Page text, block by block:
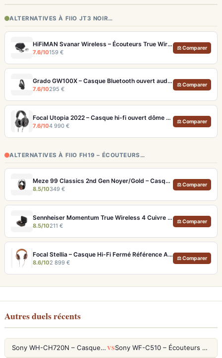
ALTERNATIVES À FIIO JT3 NOIR…
HiFiMAN Svanar Wireless – Écouteurs True Wireless audiophiles avec DAC Himalaya et ANC
7.6/10159 €
⚖ Comparer
Grado GW100X – Casque Bluetooth ouvert audiophile 46h
7.6/10295 €
⚖ Comparer
Focal Utopia 2022 – Casque hi-fi ouvert dôme Béryllium pur
7.6/104 990 €
⚖ Comparer
ALTERNATIVES À FIIO FH19 – ÉCOUTEURS…
Meze 99 Classics 2nd Gen Noyer/Gold – Casque Hi-Fi bois artisanal et son balancé
8.5/10349 €
⚖ Comparer
Sennheiser Momentum True Wireless 4 Cuivre – Écouteurs audiophiles aptX Lossless et ANC adaptatif
8.5/10211 €
⚖ Comparer
Focal Stellia – Casque Hi-Fi Fermé Référence Audiophile Portable
8.6/102 899 €
⚖ Comparer
Autres duels récents
Sony WH-CH720N – Casque ANC 35h, Ultra-léger (192g) avec Processeur V1 VS Sony WF-C510 – Écouteurs True Wireless compacts, autonomie 22h et multipoint